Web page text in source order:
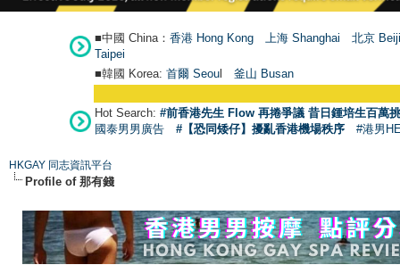
■中國 China： 香港 Hong Kong 上海 Shanghai
北京
Taipei
■韓國 Korea: 首爾 Seoul 釜山 Busan
Hot Search: #前香港先生 Flow 再捲爭議 昔日鍾培生百萬
國泰男男廣告
#【恐同矮仔】擾亂香港機場秩序 #港男
HKGAY 同志資訊平台
Profile of 那有錢